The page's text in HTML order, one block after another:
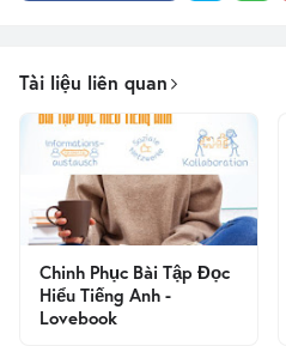
Tài liệu liên quan
Chinh Phục Bài Tập Đọc
Hiểu Tiếng Anh -
Lovebook